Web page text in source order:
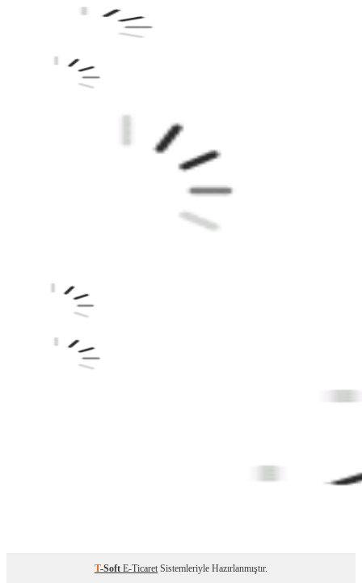
T-Soft E-Ticaret Sistemleriyle Hazırlanmıştır.